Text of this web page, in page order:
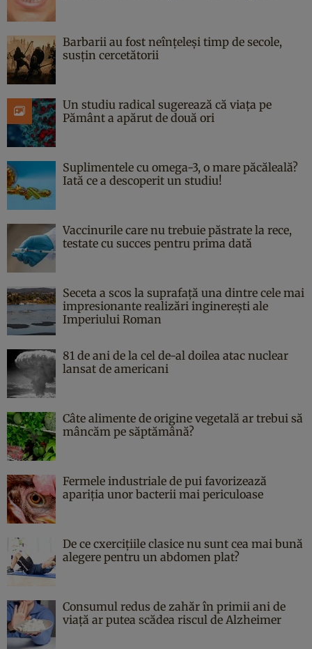
Barbarii au fost neînțeleși timp de secole,
susțin cercetătorii
Un studiu radical sugerează că viața pe
Pământ a apărut de două ori
Suplimentele cu omega-3, o mare păcăleală?
Iată ce a descoperit un studiu!
Vaccinurile care nu trebuie păstrate la rece,
testate cu succes pentru prima dată
Seceta a scos la suprafață una dintre cele mai
impresionante realizări inginerești ale
Imperiului Roman
81 de ani de la cel de-al doilea atac nuclear
lansat de americani
Câte alimente de origine vegetală ar trebui să
mâncăm pe săptămână?
Fermele industriale de pui favorizează
apariția unor bacterii mai periculoase
De ce cxercițiile clasice nu sunt cea mai bună
alegere pentru un abdomen plat?
Consumul redus de zahăr în primii ani de
viață ar putea scădea riscul de Alzheimer